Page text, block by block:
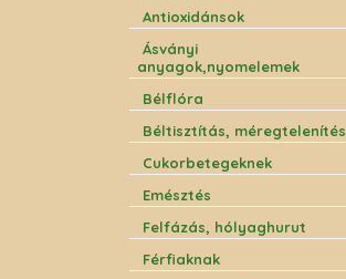
Antioxidánsok
Ásványi
anyagok,nyomelemek
Bélflóra
Béltisztítás, méregtelenítés
Cukorbetegeknek
Emésztés
Felfázás, hólyaghurut
Férfiaknak